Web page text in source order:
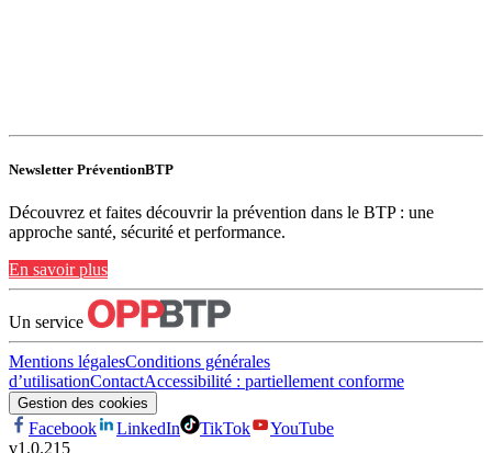
Newsletter PréventionBTP
Découvrez et faites découvrir la prévention dans le BTP : une
approche santé, sécurité et performance.
En savoir plus
Un service
Mentions légalesConditions générales
d’utilisationContactAccessibilité : partiellement conforme
Gestion des cookies
Facebook LinkedIn TikTok
YouTube
v1.0.215